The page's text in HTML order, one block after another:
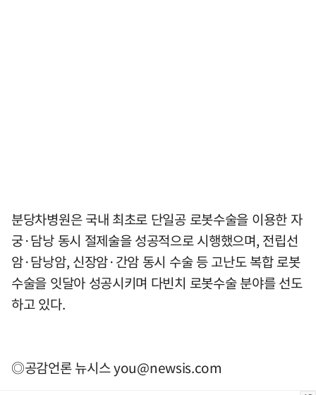
분당차병원은 국내 최초로 단일공 로봇수술을 이용한 자
궁·담낭 동시 절제술을 성공적으로 시행했으며, 전립선
암·담낭암, 신장암·간암 동시 수술 등 고난도 복합 로봇
수술을 잇달아 성공시키며 다빈치 로봇수술 분야를 선도
하고 있다.
◎공감언론 뉴시스you@newsis.com